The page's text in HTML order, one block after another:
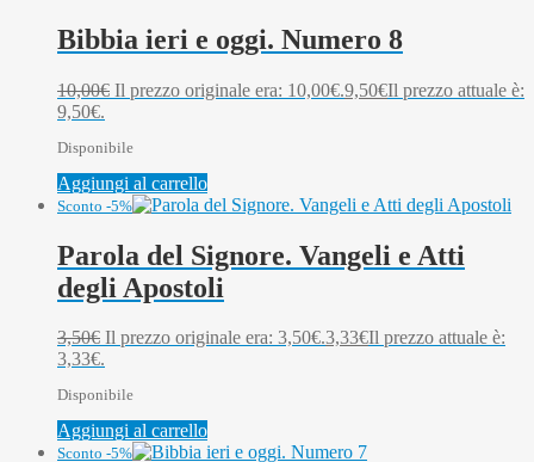
Bibbia ieri e oggi. Numero 8
10,00€ Il prezzo originale era: 10,00€.9,50€Il prezzo attuale è:
9,50€.
Disponibile
Aggiungi al carrello
Sconto -5%
Parola del Signore. Vangeli e Atti
degli Apostoli
3,50€ Il prezzo originale era: 3,50€.3,33€Il prezzo attuale è:
3,33€.
Disponibile
Aggiungi al carrello
Sconto -5%